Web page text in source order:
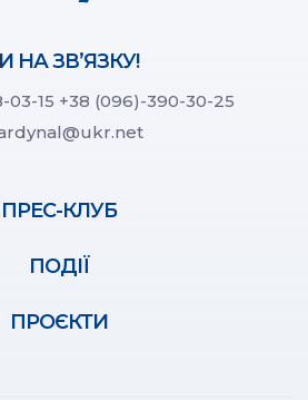
НА ЗВ’ЯЗКУ!
03-15 +38 (096)-390-30-25
ПРЕС-КЛУБ
ПОДІЇ
ПРОЄКТИ